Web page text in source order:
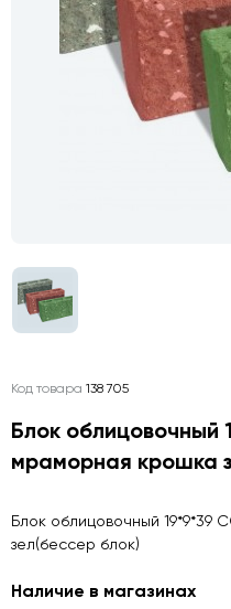
Код товара 138 705
Блок
мраморная крошка
Блок облицовочный
зел(бессер блок)
Наличие в магазинах